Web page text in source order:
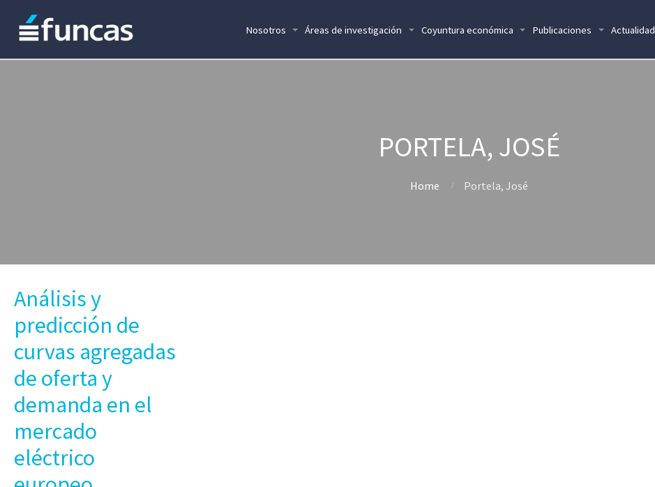
Nosotros Áreas de investigación Coyuntura económica Publicaciones Actualidad
PORTELA, JOSÉ
Home Portela, José
Análisis y
predicción de
curvas agregadas
de oferta y
demanda en el
mercado
eléctrico